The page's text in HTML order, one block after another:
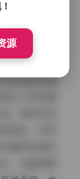
灰色的无缝
源